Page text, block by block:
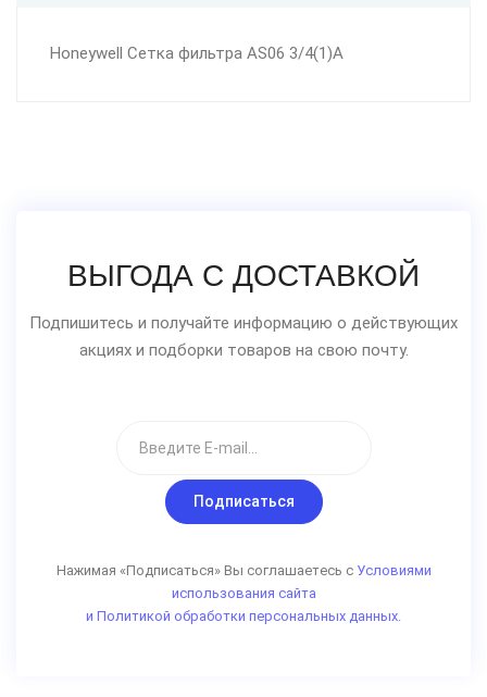
Honeywell Сетка фильтра AS06 3/4(1)A
ВЫГОДА С ДОСТАВКОЙ
Подпишитесь и получайте информацию о действующих
акциях и подборки товаров на свою почту.
Подписаться
Нажимая «Подписаться» Вы соглашаетесь с Условиями
использования сайта
и Политикой обработки персональных данных.